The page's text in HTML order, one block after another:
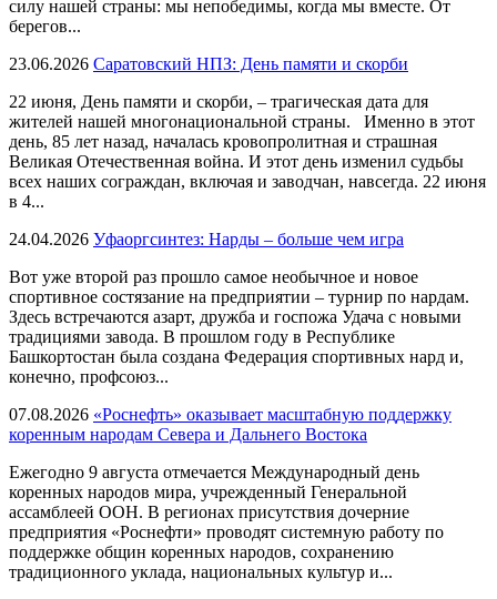
силу нашей страны: мы непобедимы, когда мы вместе. От
берегов...
23.06.2026 Саратовский НПЗ: День памяти и скорби
22 июня, День памяти и скорби, – трагическая дата для
жителей нашей многонациональной страны. Именно в этот
день, 85 лет назад, началась кровопролитная и страшная
Великая Отечественная война. И этот день изменил судьбы
всех наших сограждан, включая и заводчан, навсегда. 22 июня
в 4...
24.04.2026 Уфаоргсинтез: Нарды – больше чем игра
Вот уже второй раз прошло самое необычное и новое
спортивное состязание на предприятии – турнир по нардам.
Здесь встречаются азарт, дружба и госпожа Удача с новыми
традициями завода. В прошлом году в Республике
Башкортостан была создана Федерация спортивных нард и,
конечно, профсоюз...
07.08.2026 «Роснефть» оказывает масштабную поддержку
коренным народам Севера и Дальнего Востока
Ежегодно 9 августа отмечается Международный день
коренных народов мира, учрежденный Генеральной
ассамблеей ООН. В регионах присутствия дочерние
предприятия «Роснефти» проводят системную работу по
поддержке общин коренных народов, сохранению
традиционного уклада, национальных культур и...